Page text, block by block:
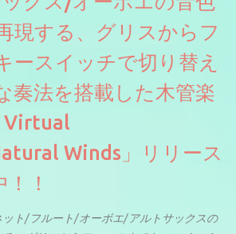
現する、グリスからフ
ースイッチで切り替え
奏法を搭載した木管楽
Virtual
Winds」リリース
！
ット/フルート/オーボエ/アルトサックスの